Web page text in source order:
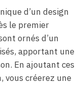
d’un design
le premier
ornés d’un
apportant une
En ajoutant ces
vous créerez une